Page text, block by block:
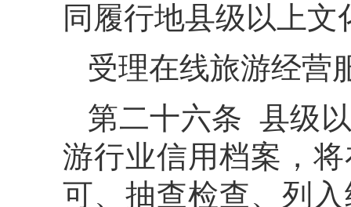
同履行地县级以上
受理在线旅游经营
第二十六条 县级
游行业信用档案，
可、抽查检查、列